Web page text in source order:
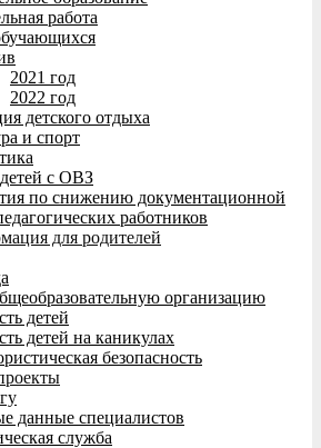
работа
2021 год
2022 год
детского отдыха
и спорт
с ОВЗ
по снижению документационной
работников
для родителей
организацию
детей
детей на каникулах
безопасность
данные специалистов
служба